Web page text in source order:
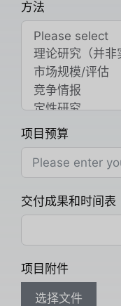
方法
项目预算
交付成果和时间表
项目附件
选择文件